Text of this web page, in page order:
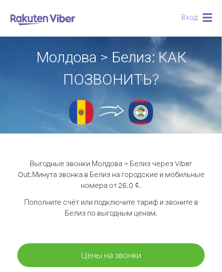
Вход
Молдова > Белиз: КАК
ПОЗВОНИТЬ?
Выгодные звонки Молдова > Белиз через Viber
Out.Минута звонка в Белиз на городские и мобильные
номера от 26.0 ¢.
Пополните счёт или подключите тариф и звоните в
Белиз по выгодным ценам.
Цены на звонки